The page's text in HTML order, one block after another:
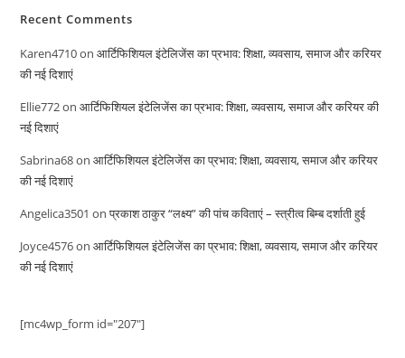
Recent Comments
Karen4710onआर्टिफिशियल इंटेलिजेंस का प्रभाव: शिक्षा, व्यवसाय, समाज और करियर
की नई दिशाएं
Ellie772onआर्टिफिशियल इंटेलिजेंस का प्रभाव: शिक्षा, व्यवसाय, समाज और करियर की
नई दिशाएं
Sabrina68onआर्टिफिशियल इंटेलिजेंस का प्रभाव: शिक्षा, व्यवसाय, समाज और करियर
की नई दिशाएं
Angelica3501 onप्रकाश ठाकुर “लक्ष्य” की पांच कविताएं – स्त्रीत्व बिम्ब दर्शाती हुई
Joyce4576onआर्टिफिशियल इंटेलिजेंस का प्रभाव: शिक्षा, व्यवसाय, समाज और करियर
की नई दिशाएं
[mc4wp_form id="207"]